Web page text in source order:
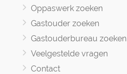
Oppaswerk zoeken
Gastouder zoeken
Gastouderbureau zoeken
Veelgestelde vragen
Contact